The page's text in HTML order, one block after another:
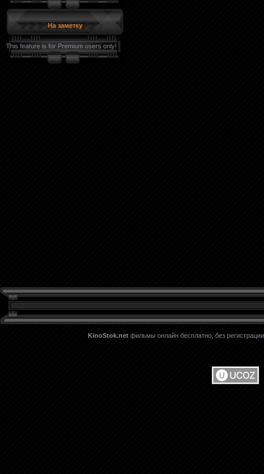
На заметку
This feature is for Premium users only!
KinoStok.net фильмы онлайн бесплатно, без